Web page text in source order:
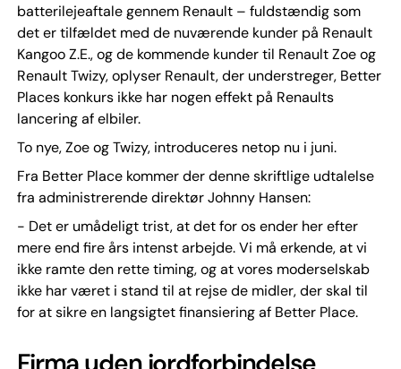
batterilejeaftale gennem Renault – fuldstændig som
det er tilfældet med de nuværende kunder på Renault
Kangoo Z.E., og de kommende kunder til Renault Zoe og
Renault Twizy, oplyser Renault, der understreger, Better
Places konkurs ikke har nogen effekt på Renaults
lancering af elbiler.
To nye, Zoe og Twizy, introduceres netop nu i juni.
Fra Better Place kommer der denne skriftlige udtalelse
fra administrerende direktør Johnny Hansen:
- Det er umådeligt trist, at det for os ender her efter
mere end fire års intenst arbejde. Vi må erkende, at vi
ikke ramte den rette timing, og at vores moderselskab
ikke har været i stand til at rejse de midler, der skal til
for at sikre en langsigtet finansiering af Better Place.